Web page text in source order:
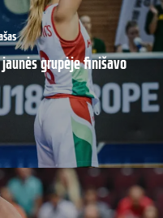
grupėje finišavo